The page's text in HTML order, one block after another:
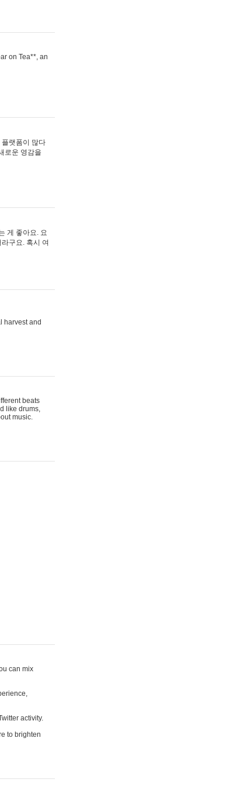
on Tea**, an
랫폼이 많다
로운 영감을
게 좋아요. 요
구요. 혹시 여
harvest and
beats
like drums,
music.
can mix
activity.
to brighten